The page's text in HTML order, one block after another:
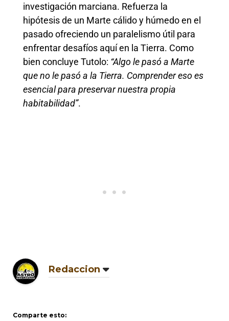
investigación marciana. Refuerza la
hipótesis de un Marte cálido y húmedo en el
pasado ofreciendo un paralelismo útil para
enfrentar desafíos aquí en la Tierra. Como
bien concluye Tutolo: “Algo le pasó a Marte
que no le pasó a la Tierra. Comprender eso es
esencial para preservar nuestra propia
habitabilidad”.
Redaccion
Comparte esto: